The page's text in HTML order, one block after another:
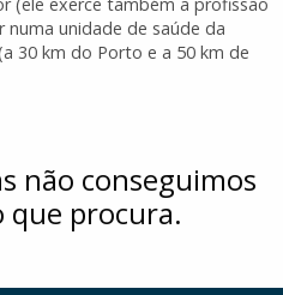
numa unidade de saúde da
30 km do Porto e a 50 km de
não conseguimos
procura.